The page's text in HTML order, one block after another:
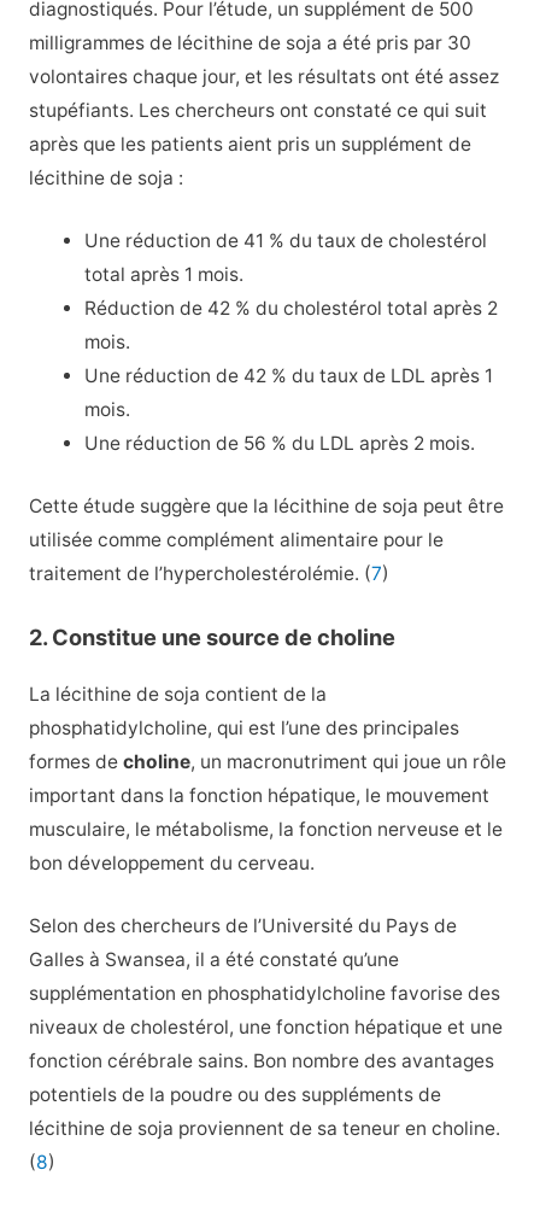
diagnostiqués. Pour l’étude, un supplément de 500
milligrammes de lécithine de soja a été pris par 30
volontaires chaque jour, et les résultats ont été assez
stupéfiants. Les chercheurs ont constaté ce qui suit
après que les patients aient pris un supplément de
lécithine de soja :
Une réduction de 41 % du taux de cholestérol
total après 1 mois.
Réduction de 42 % du cholestérol total après 2
mois.
Une réduction de 42 % du taux de LDL après 1
mois.
Une réduction de 56 % du LDL après 2 mois.
Cette étude suggère que la lécithine de soja peut être
utilisée comme complément alimentaire pour le
traitement de l’hypercholestérolémie. (7)
2. Constitue une source de choline
La lécithine de soja contient de la
phosphatidylcholine, qui est l’une des principales
formes de choline, un macronutriment qui joue un rôle
important dans la fonction hépatique, le mouvement
musculaire, le métabolisme, la fonction nerveuse et le
bon développement du cerveau.
Selon des chercheurs de l’Université du Pays de
Galles à Swansea, il a été constaté qu’une
supplémentation en phosphatidylcholine favorise des
niveaux de cholestérol, une fonction hépatique et une
fonction cérébrale sains. Bon nombre des avantages
potentiels de la poudre ou des suppléments de
lécithine de soja proviennent de sa teneur en choline.
(8)